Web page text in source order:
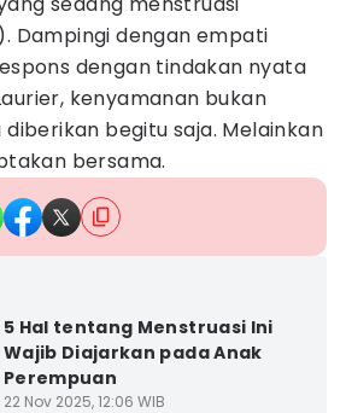
Dampingi dengan empati
dengan tindakan nyata
kenyamanan bukan
begitu saja. Melainkan
bersama.
5 Hal tentang Menstruasi Ini
Wajib Diajarkan pada Anak
Perempuan
22 Nov 2025, 12:06 WIB